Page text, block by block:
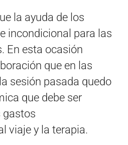
la ayuda de los
incondicional para las
En esta ocasión
que en las
sesión pasada quedo
que debe ser
gastos
viaje y la terapia.